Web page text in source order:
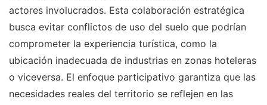
actores involucrados. Esta colaboración estratégica
busca evitar conflictos de uso del suelo que podrían
comprometer la experiencia turística, como la
ubicación inadecuada de industrias en zonas hoteleras
o viceversa. El enfoque participativo garantiza que las
necesidades reales del territorio se reflejen en las